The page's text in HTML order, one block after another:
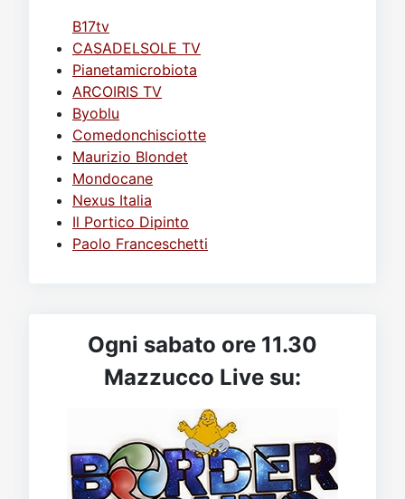
B17tv
CASADELSOLE TV
Pianetamicrobiota
ARCOIRIS TV
Byoblu
Comedonchisciotte
Maurizio Blondet
Mondocane
Nexus Italia
Il Portico Dipinto
Paolo Franceschetti
Ogni sabato ore 11.30
Mazzucco Live su: